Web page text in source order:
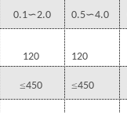
0.1∽2.0 0.5∽4.0
120 120
≤450 ≤450